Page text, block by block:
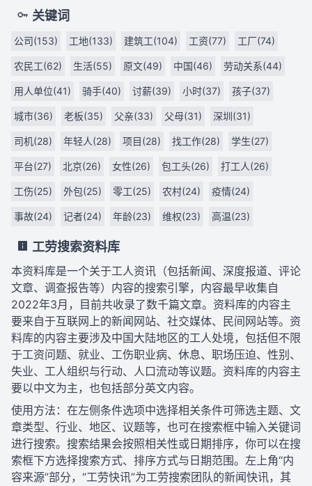
关键词
公司(153) 工地(133) 建筑工(104) 工资(77) 工厂(74)
农民工(62) 生活(55) 原文(49) 中国(46) 劳动关系(44)
用人单位(41) 骑手(40) 讨薪(39) 小时(37) 孩子(37)
城市(36) 老板(35) 父亲(33) 父母(31) 深圳(31)
司机(28) 年轻人(28) 项目(28) 找工作(28) 学生(27)
平台(27) 北京(26) 女性(26) 包工头(26) 打工人(26)
工伤(25) 外包(25) 零工(25) 农村(24) 疫情(24)
事故(24) 记者(24) 年龄(23) 维权(23) 高温(23)
工劳搜索资料库
本资料库是一个关于工人资讯（包括新闻、深度报道、评论
文章、调查报告等）内容的搜索引擎，内容最早收集自
2022年3月，目前共收录了数千篇文章。资料库的内容主
要来自于互联网上的新闻网站、社交媒体、民间网站等。资
料库的内容主要涉及中国大陆地区的工人处境，包括但不限
于工资问题、就业、工伤职业病、休息、职场压迫、性别、
失业、工人组织与行动、人口流动等议题。资料库的内容主
要以中文为主，也包括部分英文内容。
使用方法：在左侧条件选项中选择相关条件可筛选主题、文
章类型、行业、地区、议题等，也可在搜索框中输入关键词
进行搜索。搜索结果会按照相关性或日期排序，你可以在搜
索框下方选择搜索方式、排序方式与日期范围。左上角“内
容来源”部分，“工劳快讯”为工劳搜索团队的新闻快讯，其